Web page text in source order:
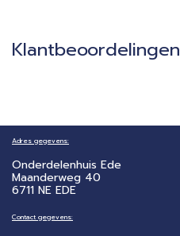
Klantbeoordelingen
Adres gegevens:
Onderdelenhuis Ede
Maanderweg 40
6711 NE EDE
Contact gegevens: